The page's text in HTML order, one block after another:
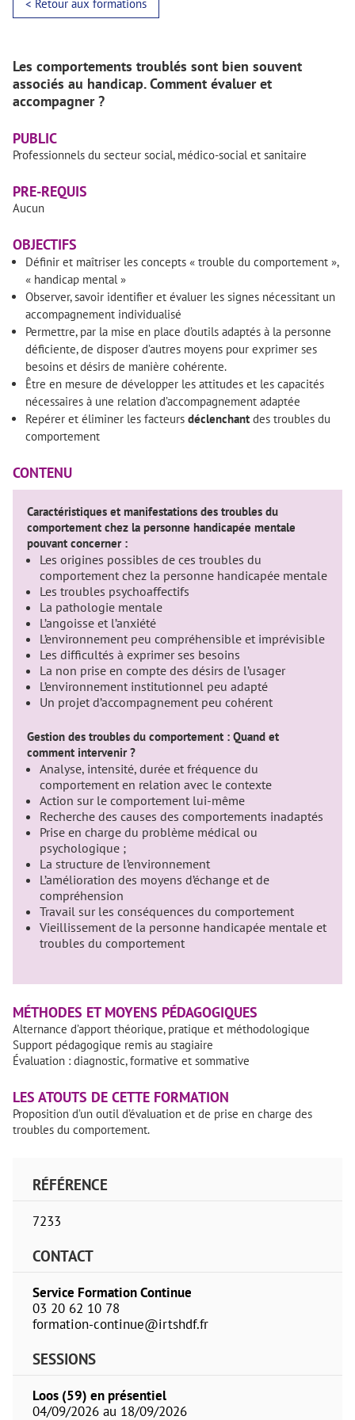
< Retour aux formations
Les comportements troublés sont bien souvent
associés au handicap. Comment évaluer et
accompagner ?
PUBLIC
Professionnels du secteur social, médico-social et sanitaire
PRE-REQUIS
Aucun
OBJECTIFS
Définir et maîtriser les concepts « trouble du comportement »,
« handicap mental »
Observer, savoir identifier et évaluer les signes nécessitant un
accompagnement individualisé
Permettre, par la mise en place d’outils adaptés à la personne
déficiente, de disposer d’autres moyens pour exprimer ses
besoins et désirs de manière cohérente.
Être en mesure de développer les attitudes et les capacités
nécessaires à une relation d’accompagnement adaptée
Repérer et éliminer les facteurs déclenchant des troubles du
comportement
CONTENU
Caractéristiques et manifestations des troubles du
comportement chez la personne handicapée mentale
pouvant concerner :
Les origines possibles de ces troubles du
comportement chez la personne handicapée mentale
Les troubles psychoaffectifs
La pathologie mentale
L’angoisse et l’anxiété
L’environnement peu compréhensible et imprévisible
Les difficultés à exprimer ses besoins
La non prise en compte des désirs de l’usager
L’environnement institutionnel peu adapté
Un projet d’accompagnement peu cohérent
Gestion des troubles du comportement : Quand et
comment intervenir ?
Analyse, intensité, durée et fréquence du
comportement en relation avec le contexte
Action sur le comportement lui-même
Recherche des causes des comportements inadaptés
Prise en charge du problème médical ou
psychologique ;
La structure de l’environnement
L’amélioration des moyens d’échange et de
compréhension
Travail sur les conséquences du comportement
Vieillissement de la personne handicapée mentale et
troubles du comportement
MÉTHODES ET MOYENS PÉDAGOGIQUES
Alternance d’apport théorique, pratique et méthodologique
Support pédagogique remis au stagiaire
Évaluation : diagnostic, formative et sommative
LES ATOUTS DE CETTE FORMATION
Proposition d’un outil d’évaluation et de prise en charge des
troubles du comportement.
RÉFÉRENCE
7233
CONTACT
Service Formation Continue
03 20 62 10 78
formation-continue@irtshdf.fr
SESSIONS
Loos (59) en présentiel
04/09/2026 au 18/09/2026